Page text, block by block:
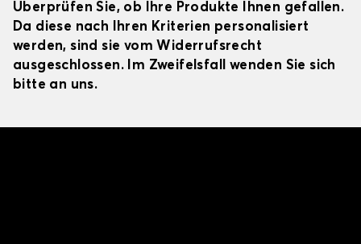
Überprüfen Sie, ob Ihre Produkte Ihnen gefallen.
Da diese nach Ihren Kriterien personalisiert
werden, sind sie vom Widerrufsrecht
ausgeschlossen. Im Zweifelsfall wenden Sie sich
bitte an uns.